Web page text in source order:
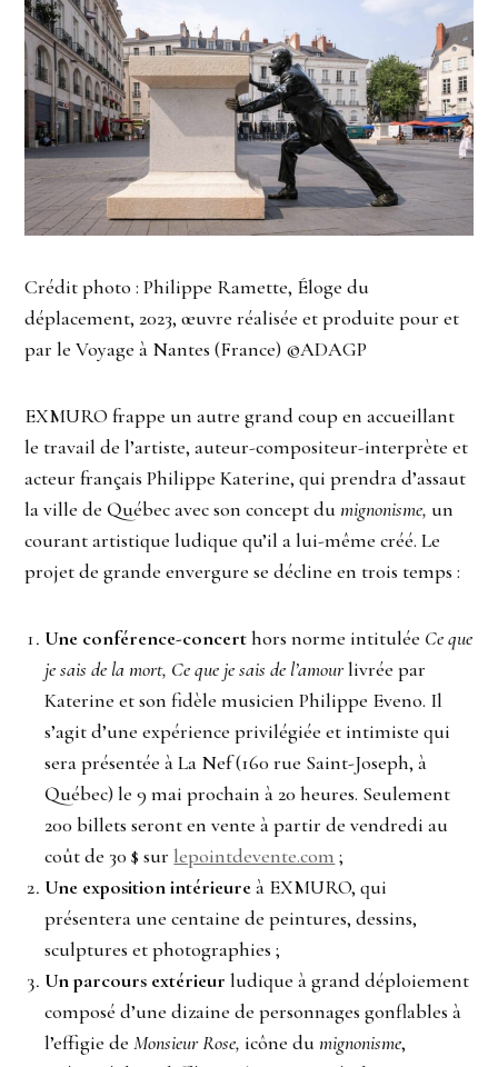
Crédit photo : Philippe Ramette, Éloge du
déplacement, 2023, œuvre réalisée et produite pour et
par le Voyage à Nantes (France) ©ADAGP
EXMURO frappe un autre grand coup en accueillant
le travail de l’artiste, auteur-compositeur-interprète et
acteur français Philippe Katerine, qui prendra d’assaut
la ville de Québec avec son concept dumignonisme, un
courant artistique ludique qu’il a lui-même créé. Le
projet de grande envergure se décline en trois temps :
Une conférence-concerthors norme intitulée Ce que
je sais de la mort, Ce que je sais de l’amourlivrée par
Katerine et son fidèle musicien Philippe Eveno. Il
s’agit d’une expérience privilégiée et intimiste qui
sera présentée à La Nef (160 rue Saint-Joseph, à
Québec) le 9 mai prochain à 20 heures. Seulement
200 billets seront en vente à partir de vendredi au
coût de 30 $ surlepointdevente.com ;
Une exposition intérieureà EXMURO, qui
présentera une centaine de peintures, dessins,
sculptures et photographies ;
Un parcours extérieur ludique à grand déploiement
composé d’une dizaine de personnages gonflables à
l’effigie deMonsieur Rose, icône dumignonisme,